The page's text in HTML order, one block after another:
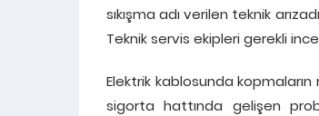
sıkışma adı verilen teknik
Teknik servis ekipleri gerekli
Elektrik kablosunda kopmaların
sigorta hattında gelişen